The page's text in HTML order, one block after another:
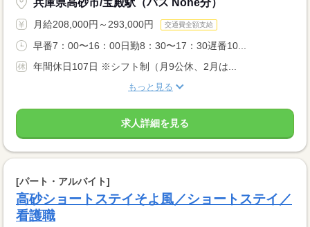
兵庫県高砂市/宝殿駅（バス None分）
月給208,000円～293,000円 交通費全額支給
早番7：00〜16：00日勤8：30〜17：30遅番10...
年間休日107日 ※シフト制（月9公休、2月は...
もっと見る
求人詳細を見る
[パート・アルバイト]
高砂ショートステイそよ風／ショートステイ／
看護職